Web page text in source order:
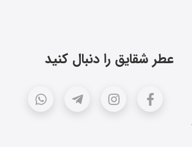
عطر شقایق را دنبال کنید